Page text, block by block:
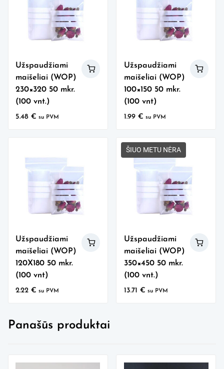
Užspaudžiami
maišeliai (WOP)
230×320 50 mkr.
(100 vnt.)
5.48€ su PVM
Užspaudžiami
maišeliai (WOP)
100×150 50 mkr.
(100 vnt)
1.99 € su PVM
Užspaudžiami
maišeliai (WOP)
120X180 50 mkr.
(100 vnt)
2.22€ su PVM
ŠIUO METU NĖRA
Užspaudžiami
maišeliai (WOP)
350×450 50 mkr.
(100 vnt.)
13.71 € su PVM
Panašūs produktai